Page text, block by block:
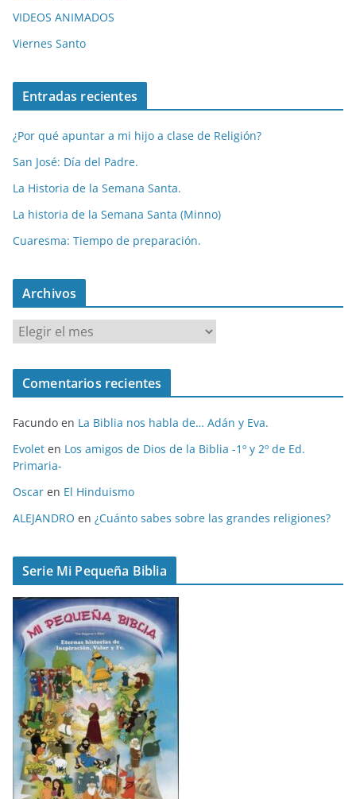
VIDEOS ANIMADOS
Viernes Santo
Entradas recientes
¿Por qué apuntar a mi hijo a clase de Religión?
San José: Día del Padre.
La Historia de la Semana Santa.
La historia de la Semana Santa (Minno)
Cuaresma: Tiempo de preparación.
Archivos
r
c
v
o
s
Comentarios recientes
Facundo en La Biblia nos habla de… Adán y Eva.
Evolet en Los amigos de Dios de la Biblia -1º y 2º de Ed.
Primaria-
Oscar en El Hinduismo
ALEJANDRO en ¿Cuánto sabes sobre las grandes religiones?
Serie Mi Pequeña Biblia